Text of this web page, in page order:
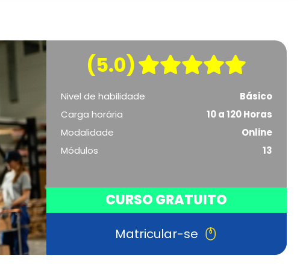
(5.0)
Nivel de habilidade
Básico
Carga horária
10 a 120 Horas
Modalidade
Online
Módulos
13
CURSO GRATUITO
Matricular-se